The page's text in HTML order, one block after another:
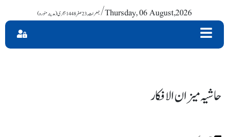
/ Thursday, 06 August,2026
حاشیہ میزان الافکار